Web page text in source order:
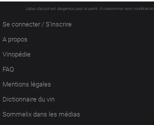
L'abus d'alcool est dangereux pour la santé. À consommer avec modération.
Se connecter / S'inscrire
A propos
Vinopédie
FAQ
Mentions légales
Dictionnaire du vin
Sommelix dans les médias